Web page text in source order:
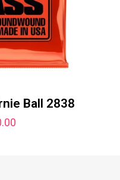
Ball 2838